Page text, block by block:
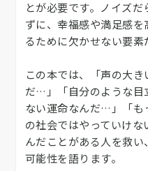
とが必要です。ノイズ
ずに、幸福感や満足感
るために欠かせない要素
この本では、「声の大
だ…」「自分のような目
ない運命なんだ…」「も
の社会ではやっていけ
んだことがある人を救
可能性を語ります。